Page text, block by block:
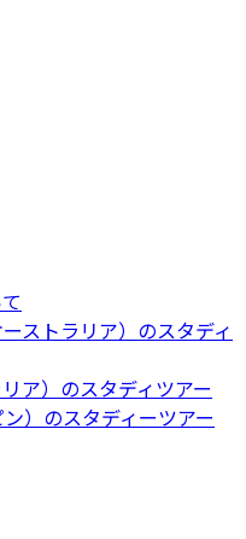
ストラリア）のスタディ
ア）のスタディツアー
）のスタディーツアー